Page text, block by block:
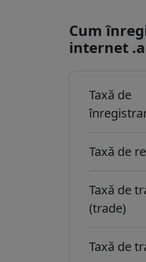
Cum
internet
Taxă de
Taxă de
Taxă de
(trade)
Taxă de